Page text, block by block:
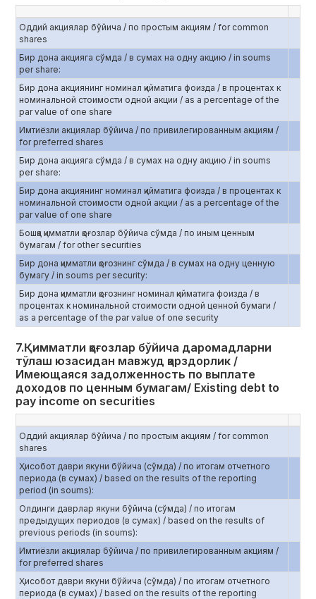
Оддий акциялар бўйича / по простым акциям / for common
shares
Бир дона акцияга сўмда / в сумах на одну акцию / in soums
per share:
Бир дона акциянинг номинал қийматига фоизда / в процентах к
номинальной стоимости одной акции / as a percentage of the
par value of one share
Имтиёзли акциялар бўйича / по привилегированным акциям /
for preferred shares
Бир дона акцияга сўмда / в сумах на одну акцию / in soums
per share:
Бир дона акциянинг номинал қийматига фоизда / в процентах к
номинальной стоимости одной акции / as a percentage of the
par value of one share
Бошқа қимматли қоғозлар бўйича сўмда / по иным ценным
бумагам / for other securities
Бир дона қимматли қоғознинг сўмда / в сумах на одну ценную
бумагу / in soums per security:
Бир дона қимматли қоғознинг номинал қийматига фоизда / в
процентах к номинальной стоимости одной ценной бумаги /
as a percentage of the par value of one security
7.Қимматли қоғозлар бўйича даромадларни
тўлаш юзасидан мавжуд қарздорлик /
Имеющаяся задолженность по выплате
доходов по ценным бумагам/ Existing debt to
pay income on securities
Оддий акциялар бўйича / по простым акциям / for common
shares
Ҳисобот даври якуни бўйича (сўмда) / по итогам отчетного
периода (в сумах) / based on the results of the reporting
period (in soums):
Олдинги даврлар якуни бўйича (сўмда) / по итогам
предыдущих периодов (в сумах) / based on the results of
previous periods (in soums):
Имтиёзли акциялар бўйича / по привилегированным акциям /
for preferred shares
Ҳисобот даври якуни бўйича (сўмда) / по итогам отчетного
периода (в сумах) / based on the results of the reporting